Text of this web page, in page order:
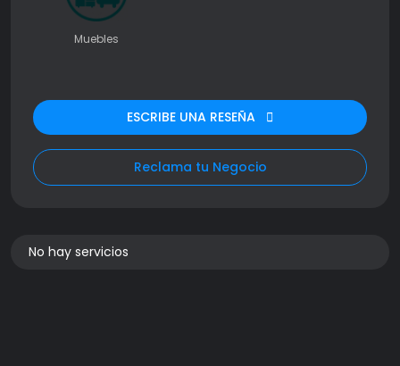
Muebles
ESCRIBE UNA RESEÑA
Reclama tu Negocio
No hay servicios